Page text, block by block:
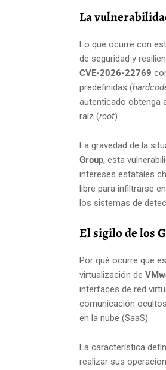
La
Lo que ocurre con
de seguridad y
CVE-2026-22769
predefinidas (
autenticado obtenga
raíz (root).
La gravedad de la
Group, esta
intereses estatales
libre para infiltrarse
los sistemas de
El sigilo de los
Por qué ocurre que
virtualización de
interfaces de red
comunicación
en la nube (SaaS).
La característica
realizar sus